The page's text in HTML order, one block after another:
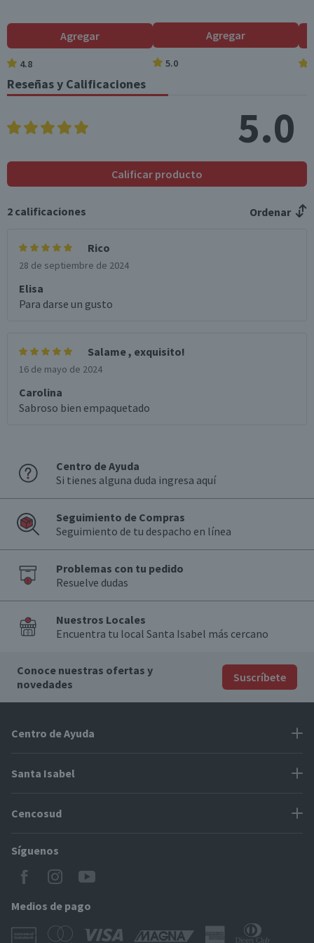
Hidratos de Carbon
o disponibles (g)
3,1 0,5
Azúcares totales
(g)
*Ingesta de referencia de un adulto promedio (8400 kj / 2000 kcal)
Agregar
4.8
Agregar
5.0
Reseñas y Calificaciones
5.0
Calificar producto
2 calificaciones Ordenar
Rico
28 de septiembre de 2024
Elisa
Para darse un gusto
Salame , exquisito!
16 de mayo de 2024
Carolina
Sabroso bien empaquetado
Centro de Ayuda
Si tienes alguna duda ingresa aquí
Seguimiento de Compras
Seguimiento de tu despacho en línea
Problemas con tu pedido
Resuelve dudas
Nuestros Locales
Encuentra tu local Santa Isabel más cercano
Conoce nuestras ofertas y
novedades
Suscríbete
Centro de Ayuda
Problemas con tu pedido
Cómo modificar mis datos
Modos de entrega y cobertura
Locales Santa Isabel
Servicio al cliente
Santa Isabel
Proveedores
CyberDay
BlackFriday
CencoBlack
Cencosud
Paris
Jumbo
Easy
Tarjeta Cencosud Scotiabank
Síguenos
Medios de pago